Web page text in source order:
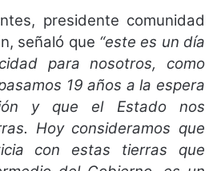
presidente comunidad
señaló que “este es un día
para nosotros, como
19 años a la espera
y que el Estado nos
Hoy consideramos que
con estas tierras que